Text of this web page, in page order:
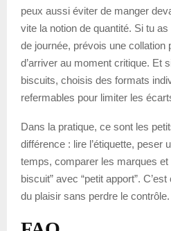
peux aussi éviter de manger
vite la notion de quantité. Si tu
de journée, prévois une collation
d’arriver au moment critique. Et
biscuits, choisis des formats
refermables pour limiter les
Dans la pratique, ce sont les
différence : lire l’étiquette, peser
temps, comparer les marques et
biscuit” avec “petit apport”.
du plaisir sans perdre le contrôle.